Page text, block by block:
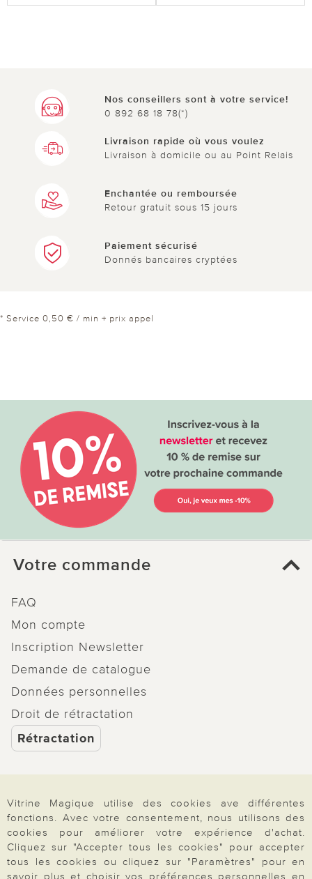
Nos conseillers sont à votre service!
0 892 68 18 78(*)
Livraison rapide où vous voulez
Livraison à domicile ou au Point Relais
Enchantée ou remboursée
Retour gratuit sous 15 jours
Paiement sécurisé
Donnés bancaires cryptées
* Service 0,50 € / min + prix appel
Votre commande
FAQ
Mon compte
Inscription Newsletter
Demande de catalogue
Données personnelles
Droit de rétractation
Rétractation
Paiement & Livraison
À propos de nous
Vitrine Magique utilise des cookies ave différentes
fonctions. Avec votre consentement, nous utilisons des
cookies pour améliorer votre expérience d'achat.
Cliquez sur "Accepter tous les cookies" pour accepter
tous les cookies ou cliquez sur "Paramètres" pour en
savoir plus et choisir vos préférences personnelles en